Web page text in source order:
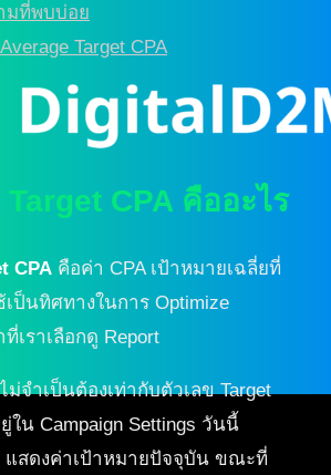
มที่พบบ่อย
Target CPA
Target CPA คืออะไร
CPA คือค่า CPA เป้าหมายเฉลี่ยที่
เป็นทิศทางในการ Optimize
เราเลือกดู Report
จำเป็นต้องเท่ากับตัวเลข Target
ใน Campaign Settings วันนี้
แสดงค่าเป้าหมายปัจจุบัน ขณะที่